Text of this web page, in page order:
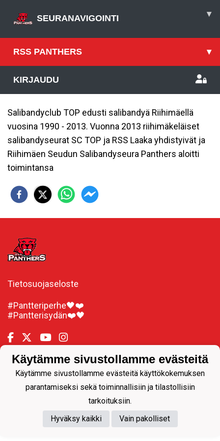
SEURANAVIGOINTI ▾
RSS PANTHERS ▾
KIRJAUDU
Salibandyclub TOP edusti salibandyä Riihimäellä
vuosina 1990 - 2013. Vuonna 2013 riihimäkeläiset
salibandyseurat SC TOP ja RSS Laaka yhdistyivät ja
Riihimäen Seudun Salibandyseura Panthers aloitti
toimintansa
Tietosuojaseloste
#Pantteriperhe​🖤❤️
#Pantterisydän❤️🖤
Powered by
Käytämme sivustollamme evästeitä
Käytämme sivustollamme evästeitä käyttökokemuksen
parantamiseksi sekä toiminnallisiin ja tilastollisiin
tarkoituksiin.
Hyväksy kaikki
Vain pakolliset